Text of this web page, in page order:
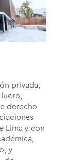
privada,
lucro,
derecho
Lima y con
y